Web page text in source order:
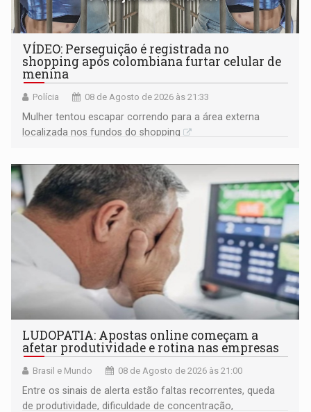
VÍDEO: Perseguição é registrada no
shopping após colombiana furtar celular de
menina
Polícia 08 de Agosto de 2026 às 21:33
Mulher tentou escapar correndo para a área externa
localizada nos fundos do shopping
LUDOPATIA: Apostas online começam a
afetar produtividade e rotina nas empresas
Brasil e Mundo 08 de Agosto de 2026 às 21:00
Entre os sinais de alerta estão faltas recorrentes, queda
de produtividade, dificuldade de concentração,